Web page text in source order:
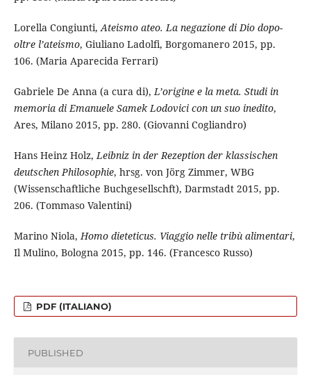
Lorella Congiunti,Ateismo ateo. La negazione di Dio dopo-
oltre l’ateismo, Giuliano Ladolfi, Borgomanero 2015, pp.
106. (Maria Aparecida Ferrari)
Gabriele De Anna (a cura di),L’origine e la meta. Studi in
memoria di Emanuele Samek Lodovici con un suo inedito,
Ares, Milano 2015, pp. 280. (Giovanni Cogliandro)
Hans Heinz Holz,Leibniz in der Rezeption der klassischen
deutschen Philosophie, hrsg. von Jörg Zimmer, WBG
(Wissenschaftliche Buchgesellschft), Darmstadt 2015, pp.
206. (Tommaso Valentini)
Marino Niola,Homo dieteticus. Viaggio nelle tribù alimentari,
Il Mulino, Bologna 2015, pp. 146. (Francesco Russo)
PDF (ITALIANO)
PUBLISHED